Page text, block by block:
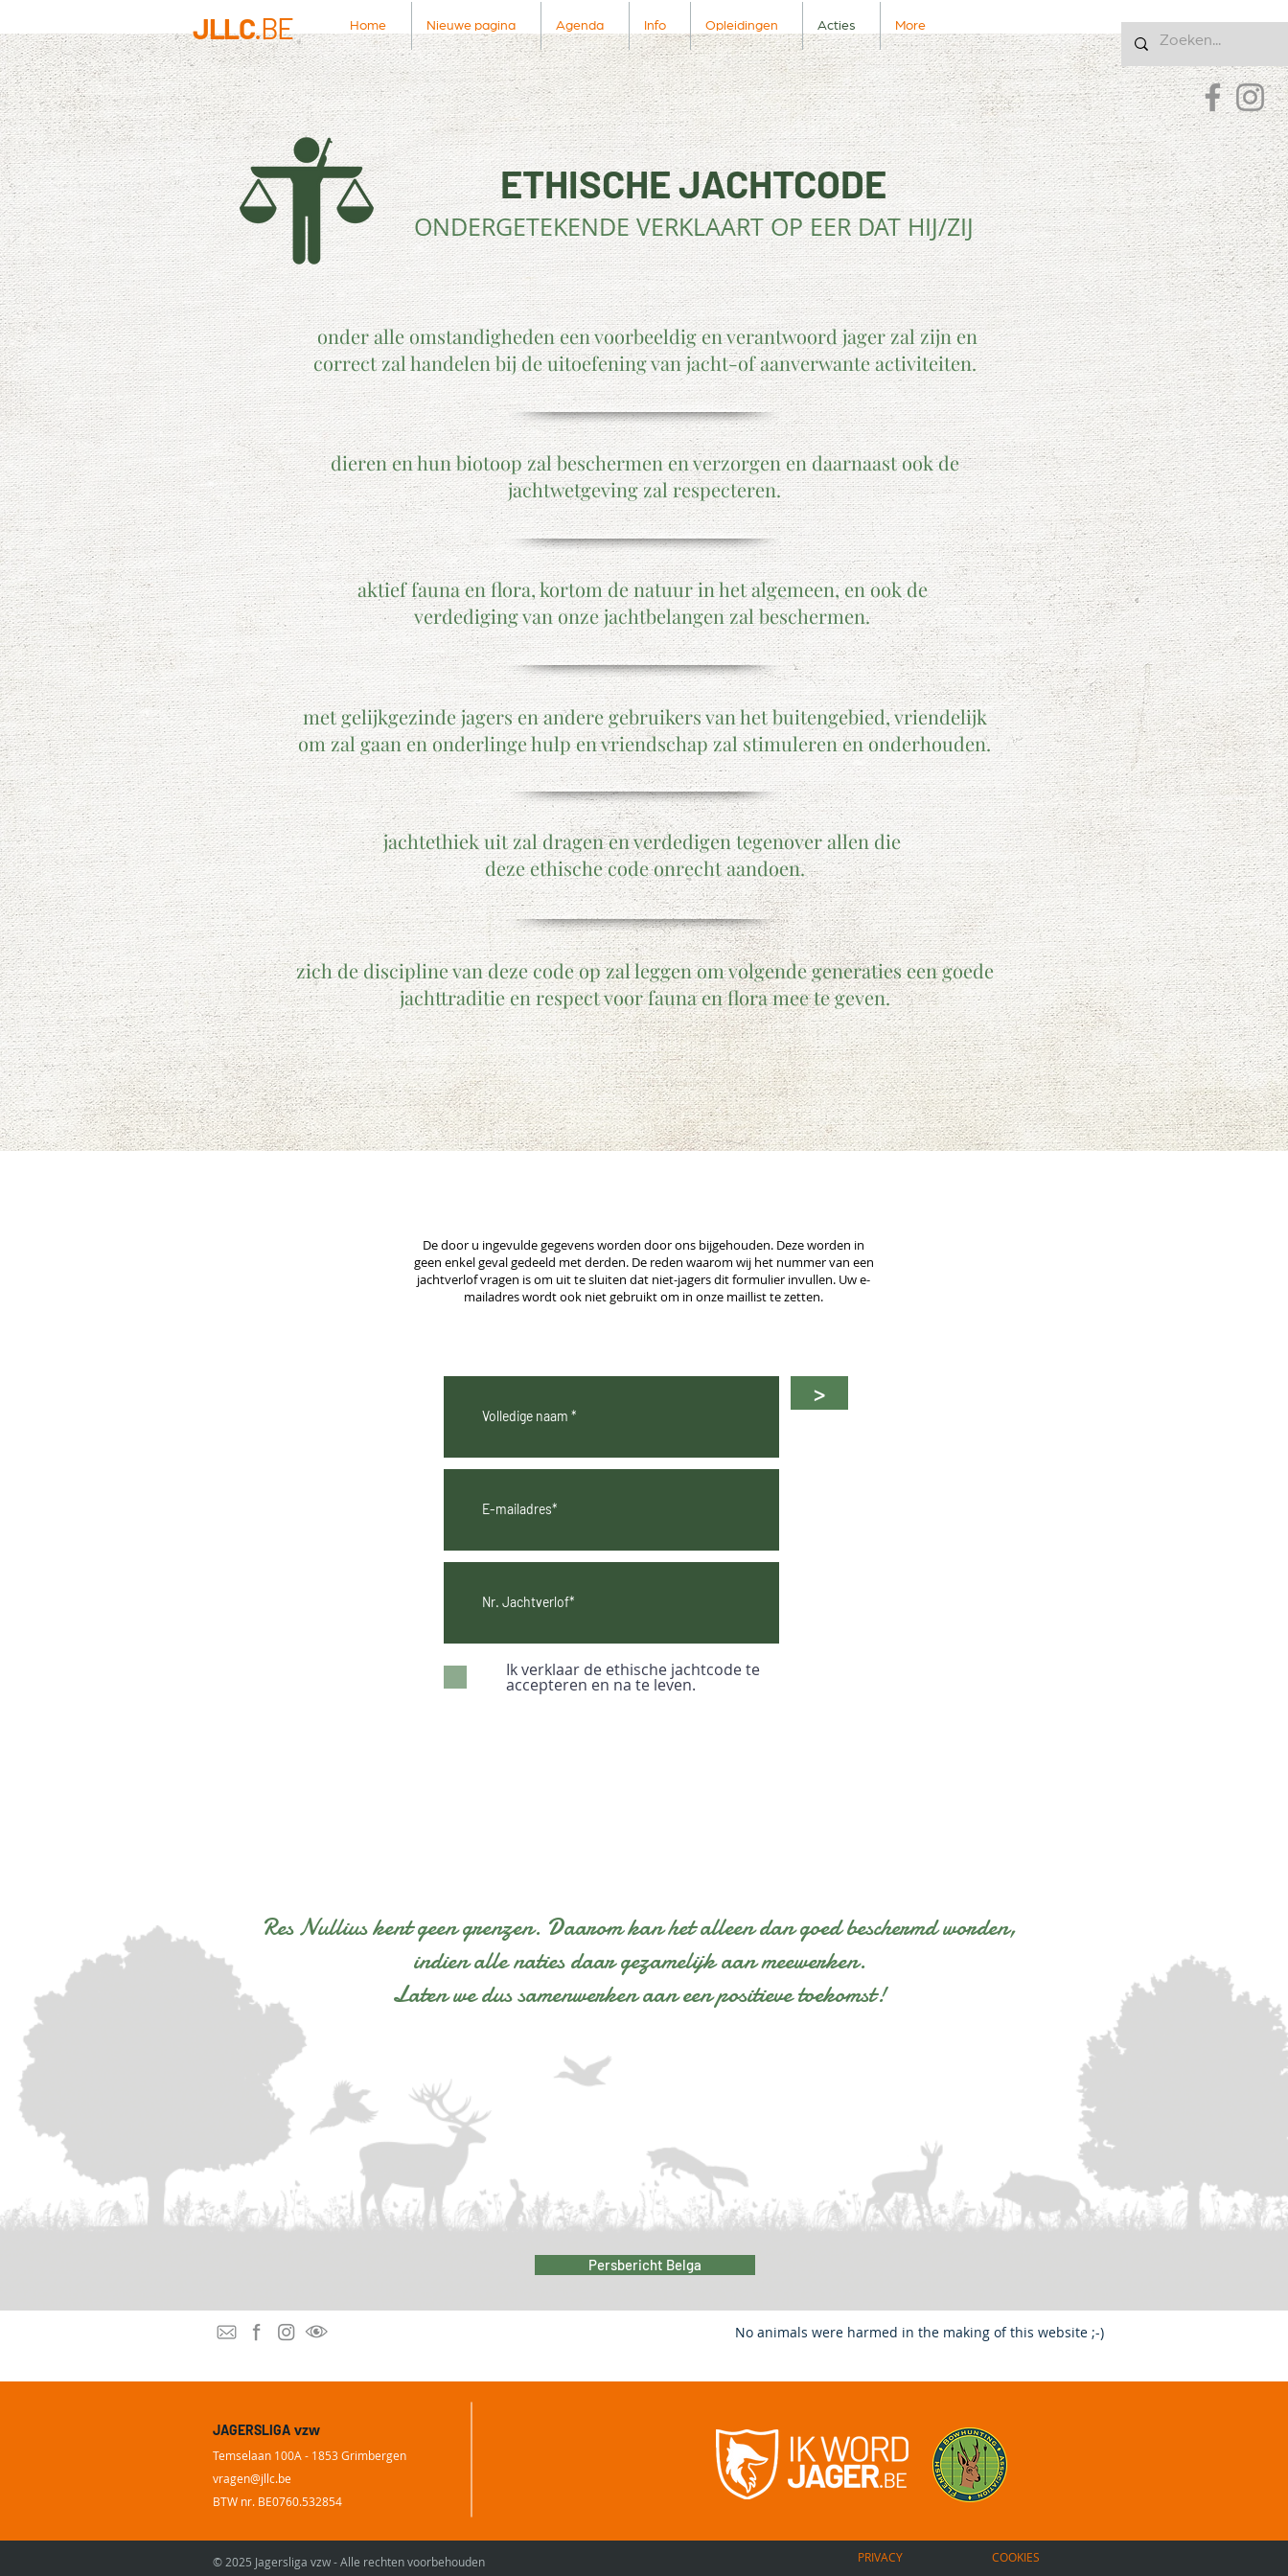
JLLC.BE Home Nieuwe pagina Agenda Info Opleidingen Acties More
ETHISCHE JACHTCODE
ONDERGETEKENDE VERKLAART OP EER DAT HIJ/ZIJ
onder alle omstandigheden een voorbeeldig en verantwoord jager zal zijn en
correct zal handelen bij de uitoefening van jacht-of aanverwante activiteiten.
dieren en hun biotoop zal beschermen en verzorgen en daarnaast ook de
jachtwetgeving zal respecteren.
aktief fauna en flora, kortom de natuur in het algemeen, en ook de
verdediging van onze jachtbelangen zal beschermen.
met gelijkgezinde jagers en andere gebruikers van het buitengebied, vriendelijk
om zal gaan en onderlinge hulp en vriendschap zal stimuleren en onderhouden.
jachtethiek uit zal dragen en verdedigen tegenover allen die
deze ethische code onrecht aandoen.
zich de discipline van deze code op zal leggen om volgende generaties een goede
jachttraditie en respect voor fauna en flora mee te geven.
De door u ingevulde gegevens worden door ons bijgehouden. Deze worden in
geen enkel geval gedeeld met derden. De reden waarom wij het nummer van een
jachtverlof vragen is om uit te sluiten dat niet-jagers dit formulier invullen. Uw e-
mailadres wordt ook niet gebruikt om in onze maillist te zetten.
>
Ik verklaar de ethische jachtcode te
accepteren en na te leven.
Res Nullius kent geen grenzen. Daarom kan het alleen dan goed beschermd worden,
indien alle naties daar gezamelijk aan meewerken.
Laten we dus samenwerken aan een positieve toekomst!
Persbericht Belga
No animals were harmed in the making of this website ;-)
JAGERSLIGA vzw
Temselaan 100A - 1853 Grimbergen
vragen@jllc.be
BTW nr. BE0760.532854
© 2025 Jagersliga vzw - Alle rechten voorbehouden PRIVACY COOKIES